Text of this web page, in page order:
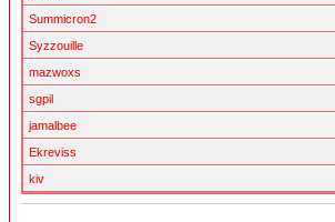
Summicron2
Syzzouille
mazwoxs
sgpil
jamalbee
Ekreviss
kiv